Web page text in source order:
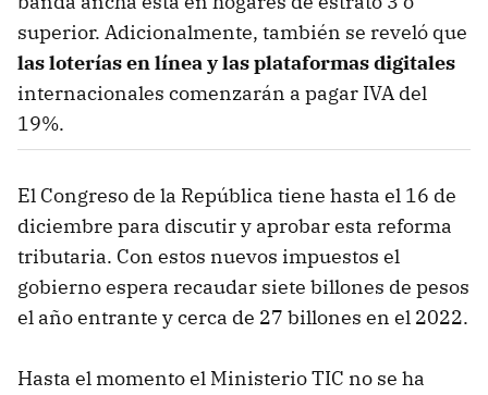
superior. Adicionalmente, también se reveló que
las loterías en línea y las plataformas digitales
internacionales comenzarán a pagar IVA del
19%.
El Congreso de la República tiene hasta el 16 de
diciembre para discutir y aprobar esta reforma
tributaria. Con estos nuevos impuestos el
gobierno espera recaudar siete billones de pesos
el año entrante y cerca de 27 billones en el 2022.
Hasta el momento el Ministerio TIC no se ha